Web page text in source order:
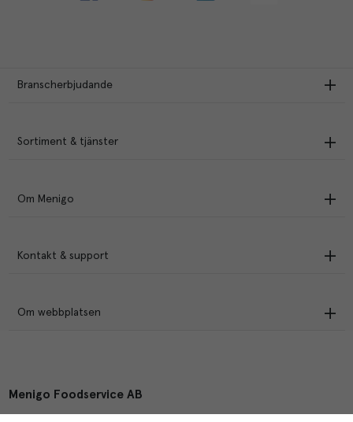
Branscherbjudande
Sortiment & tjänster
Om Menigo
Kontakt & support
Om webbplatsen
Menigo Foodservice AB